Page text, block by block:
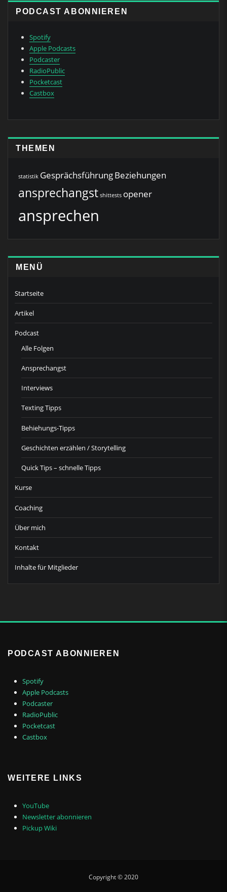
PODCAST ABONNIEREN
Spotify
Apple Podcasts
Podcaster
RadioPublic
Pocketcast
Castbox
THEMEN
statistik GesprächsführungBeziehungen
ansprechangst shittests opener
ansprechen
MENÜ
Startseite
Artikel
Podcast
Alle Folgen
Ansprechangst
Interviews
Texting Tipps
Behiehungs-Tipps
Geschichten erzählen / Storytelling
Quick Tips – schnelle Tipps
Kurse
Coaching
Über mich
Kontakt
Inhalte für Mitglieder
PODCAST ABONNIEREN
Spotify
Apple Podcasts
Podcaster
RadioPublic
Pocketcast
Castbox
WEITERE LINKS
YouTube
Newsletter abonnieren
Pickup Wiki
Copyright © 2020